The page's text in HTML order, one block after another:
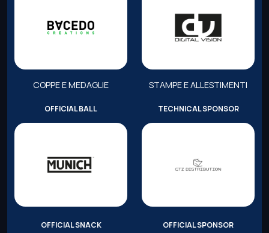
COPPE E MEDAGLIE STAMPE E ALLESTIMENTI
OFFICIAL BALL TECHNICAL SPONSOR
OFFICIAL SNACK OFFICIAL SPONSOR